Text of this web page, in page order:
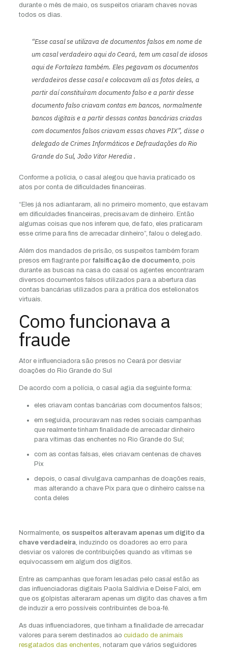
durante o mês de maio, os suspeitos criaram chaves novas
todos os dias.
“Esse casal se utilizava de documentos falsos em nome de
um casal verdadeiro aqui do Ceará, tem um casal de idosos
aqui de Fortaleza também. Eles pegavam os documentos
verdadeiros desse casal e colocavam ali as fotos deles, a
partir daí constituíram documento falso e a partir desse
documento falso criavam contas em bancos, normalmente
bancos digitais e a partir dessas contas bancárias criadas
com documentos falsos criavam essas chaves PIX”, disse o
delegado de Crimes Informáticos e Defraudações do Rio
Grande do Sul, João Vitor Heredia .
Conforme a polícia, o casal alegou que havia praticado os
atos por conta de dificuldades financeiras.
“Eles já nos adiantaram, ali no primeiro momento, que estavam
em dificuldades financeiras, precisavam de dinheiro. Então
algumas coisas que nos inferem que, de fato, eles praticaram
esse crime para fins de arrecadar dinheiro”, falou o delegado.
Além dos mandados de prisão, os suspeitos também foram
presos em flagrante por falsificação de documento, pois
durante as buscas na casa do casal os agentes encontraram
diversos documentos falsos utilizados para a abertura das
contas bancárias utilizados para a prática dos estelionatos
virtuais.
Como funcionava a
fraude
Ator e influenciadora são presos no Ceará por desviar
doações do Rio Grande do Sul
De acordo com a polícia, o casal agia da seguinte forma:
eles criavam contas bancárias com documentos falsos;
em seguida, procuravam nas redes sociais campanhas
que realmente tinham finalidade de arrecadar dinheiro
para vítimas das enchentes no Rio Grande do Sul;
com as contas falsas, eles criavam centenas de chaves
Pix
depois, o casal divulgava campanhas de doações reais,
mas alterando a chave Pix para que o dinheiro caísse na
conta deles
Normalmente, os suspeitos alteravam apenas um dígito da
chave verdadeira, induzindo os doadores ao erro para
desviar os valores de contribuições quando as vítimas se
equivocassem em algum dos dígitos.
Entre as campanhas que foram lesadas pelo casal estão as
das influenciadoras digitais Paola Saldívia e Deise Falci, em
que os golpistas alteraram apenas um dígito das chaves a fim
de induzir a erro possíveis contribuintes de boa-fé.
As duas influenciadores, que tinham a finalidade de arrecadar
valores para serem destinados ao cuidado de animais
resgatados das enchentes , notaram que vários seguidores